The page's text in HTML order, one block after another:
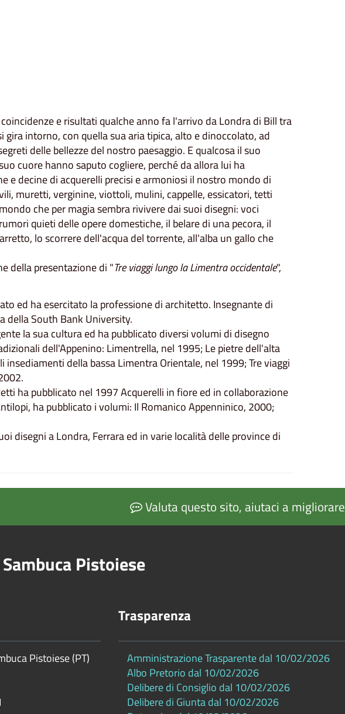
e risultati qualche anno fa l'arrivo da Londra di Bill tra
gira intorno, con quella sua aria tipica, alto e dinoccolato, ad
delle bellezze del nostro paesaggio. E qualcosa il suo
cuore hanno saputo cogliere, perché da allora lui ha
e decine di acquerelli precisi e armoniosi il nostro mondo di
muretti, verginine, viottoli, mulini, cappelle, essicatori, tetti
che per magia sembra rivivere dai suoi disegni: voci
quieti delle opere domestiche, il belare di una pecora, il
lo scorrere dell'acqua del torrente, all'alba un gallo che
della presentazione di "Tre viaggi lungo la Limentra occidentale",
ed ha esercitato la professione di architetto. Insegnante di
della South Bank University.
la sua cultura ed ha pubblicato diversi volumi di disegno
dell'Appenino: Limentrella, nel 1995; Le pietre dell'alta
insediamenti della bassa Limentra Orientale, nel 1999; Tre viaggi
ha pubblicato nel 1997 Acquerelli in fiore ed in collaborazione
ha pubblicato i volumi: Il Romanico Appenninico, 2000;
disegni a Londra, Ferrara ed in varie località delle province di
Valuta questo sito, aiutaci a migliorare
Pistoiese
Pistoiese (PT)
Trasparenza
Amministrazione Trasparente dal 10/02/2026
Albo Pretorio dal 10/02/2026
Delibere di Consiglio dal 10/02/2026
Delibere di Giunta dal 10/02/2026